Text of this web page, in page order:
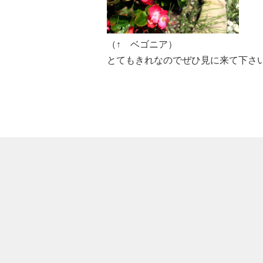
（↑ ベゴニア）
とてもきれなのでぜひ見に来て下さ